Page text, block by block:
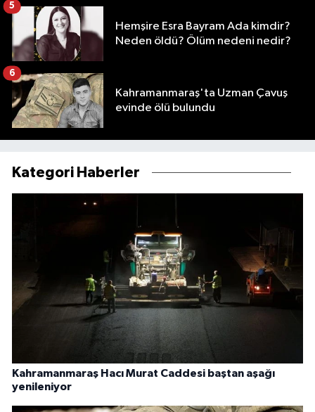
Hemşire Esra Bayram Ada kimdir?
Neden öldü? Ölüm nedeni nedir?
5
Kahramanmaraş'ta Uzman Çavuş
evinde ölü bulundu
6
Kategori Haberler
Kahramanmaraş Hacı Murat Caddesi baştan aşağı
yenileniyor